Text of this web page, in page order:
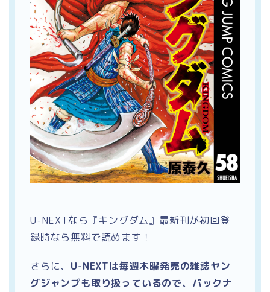
U-NEXTなら『キングダム』最新刊が初回登
録時なら無料で読めます！
さらに、 U-NEXTは毎週木曜発売の雑誌ヤン
グジャンプも取り扱っているので、バックナ